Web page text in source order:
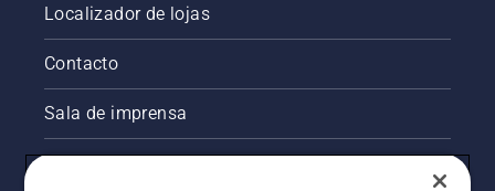
Localizador de lojas
Contacto
Sala de imprensa